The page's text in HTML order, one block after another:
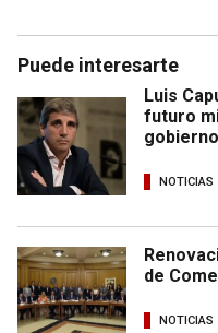
Puede interesarte
Luis
futuro
NOTICIAS
de
NOTICIAS